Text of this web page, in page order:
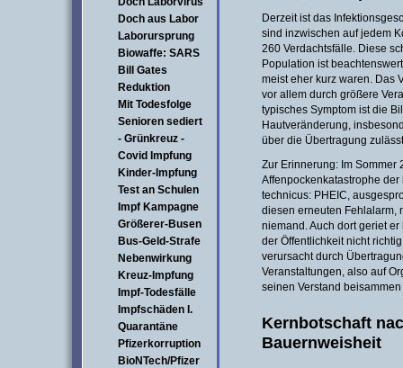
Doch aus Labor
Laborursprung
Biowaffe: SARS
Bill Gates
Reduktion
Mit Todesfolge
Senioren sediert
- Grünkreuz -
Covid Impfung
Kinder-Impfung
Test an Schulen
Impf Kampagne
Größerer-Busen
Bus-Geld-Strafe
Nebenwirkung
Kreuz-Impfung
Impf-Todesfälle
Impfschäden I.
Quarantäne
Pfizerkorruption
BioNTech/Pfizer
Derzeit ist das
sind inzwischen auf jedem
260 Verdachtsfälle. Diese
Population ist
meist eher kurz waren. Das
vor allem durch größere
typisches Symptom ist die
Hautveränderung,
über die Übertragung
Zur Erinnerung: Im Sommer
Affenpockenkatastrophe
technicus: PHEIC,
diesen erneuten Fehlalarm,
niemand. Auch dort geriet
der Öffentlichkeit nicht
verursacht durch
Veranstaltungen, also auf
seinen Verstand beisammen
Kernbotschaft
Bauernweisheit